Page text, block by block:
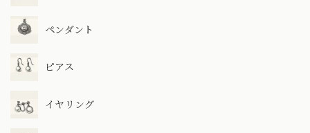
ペンダント
ピアス
イヤリング